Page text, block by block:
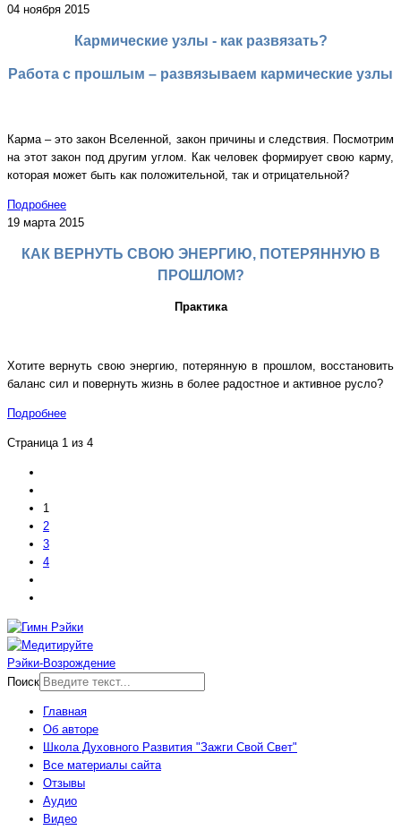
04 ноября 2015
Кармические узлы - как развязать?
Работа с прошлым – развязываем кармические узлы
Карма – это закон Вселенной, закон причины и следствия. Посмотрим
на этот закон под другим углом. Как человек формирует свою карму,
которая может быть как положительной, так и отрицательной?
Подробнее
19 марта 2015
КАК ВЕРНУТЬ СВОЮ ЭНЕРГИЮ, ПОТЕРЯННУЮ В
ПРОШЛОМ?
Практика
Хотите вернуть свою энергию, потерянную в прошлом, восстановить
баланс сил и повернуть жизнь в более радостное и активное русло?
Подробнее
Страница 1 из 4
1
2
3
4
Рэйки-Возрождение
Поиск
Главная
Об авторе
Школа Духовного Развития "Зажги Свой Свет"
Все материалы сайта
Отзывы
Аудио
Видео